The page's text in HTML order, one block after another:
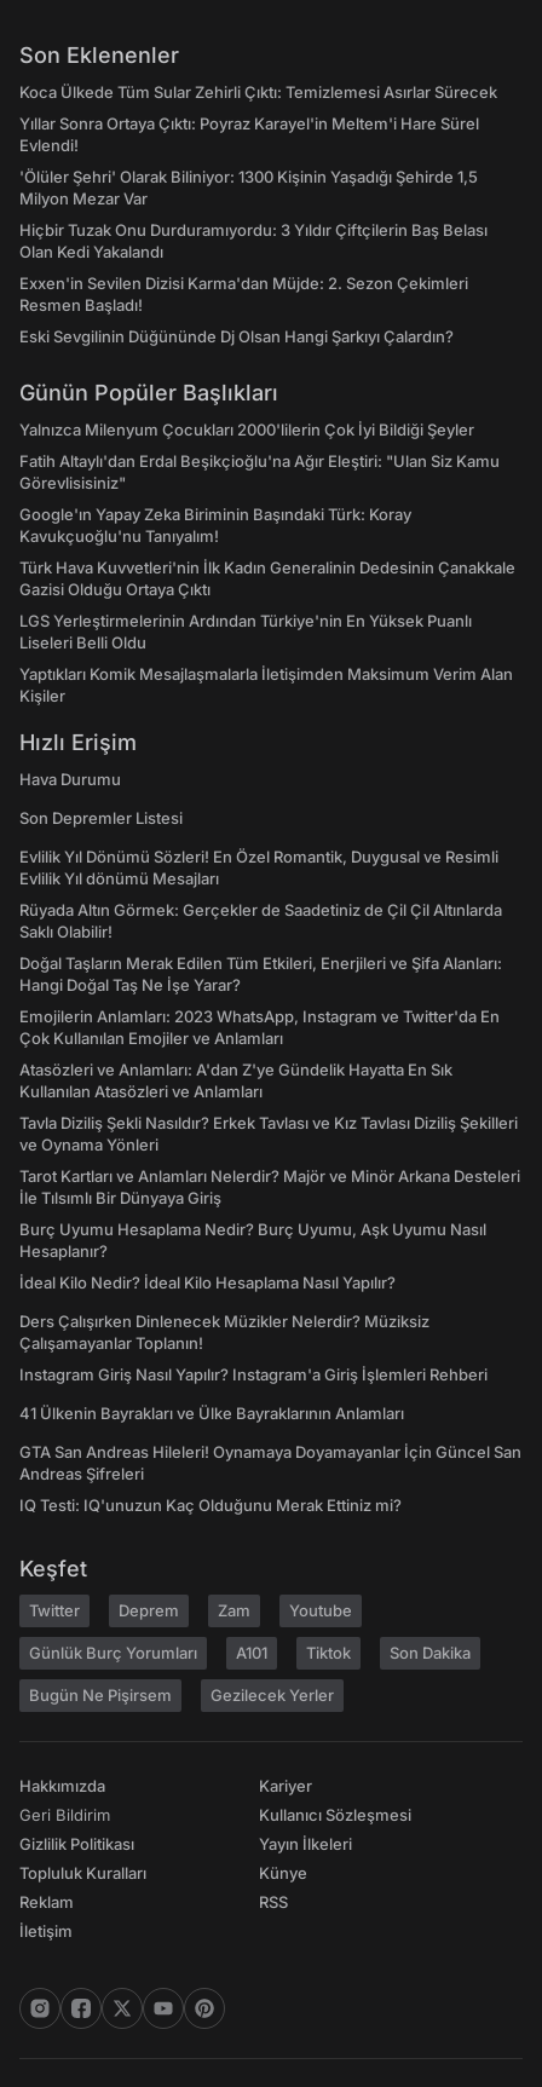
Son Eklenenler
Koca Ülkede Tüm Sular Zehirli Çıktı: Temizlemesi Asırlar Sürecek
Yıllar Sonra Ortaya Çıktı: Poyraz Karayel'in Meltem'i Hare Sürel
Evlendi!
'Ölüler Şehri' Olarak Biliniyor: 1300 Kişinin Yaşadığı Şehirde 1,5
Milyon Mezar Var
Hiçbir Tuzak Onu Durduramıyordu: 3 Yıldır Çiftçilerin Baş Belası
Olan Kedi Yakalandı
Exxen'in Sevilen Dizisi Karma'dan Müjde: 2. Sezon Çekimleri
Resmen Başladı!
Eski Sevgilinin Düğününde Dj Olsan Hangi Şarkıyı Çalardın?
Günün Popüler Başlıkları
Yalnızca Milenyum Çocukları 2000'lilerin Çok İyi Bildiği Şeyler
Fatih Altaylı'dan Erdal Beşikçioğlu'na Ağır Eleştiri: "Ulan Siz Kamu
Görevlisisiniz"
Google'ın Yapay Zeka Biriminin Başındaki Türk: Koray
Kavukçuoğlu'nu Tanıyalım!
Türk Hava Kuvvetleri'nin İlk Kadın Generalinin Dedesinin Çanakkale
Gazisi Olduğu Ortaya Çıktı
LGS Yerleştirmelerinin Ardından Türkiye'nin En Yüksek Puanlı
Liseleri Belli Oldu
Yaptıkları Komik Mesajlaşmalarla İletişimden Maksimum Verim Alan
Kişiler
Hızlı Erişim
Hava Durumu
Son Depremler Listesi
Evlilik Yıl Dönümü Sözleri! En Özel Romantik, Duygusal ve Resimli
Evlilik Yıl dönümü Mesajları
Rüyada Altın Görmek: Gerçekler de Saadetiniz de Çil Çil Altınlarda
Saklı Olabilir!
Doğal Taşların Merak Edilen Tüm Etkileri, Enerjileri ve Şifa Alanları:
Hangi Doğal Taş Ne İşe Yarar?
Emojilerin Anlamları: 2023 WhatsApp, Instagram ve Twitter'da En
Çok Kullanılan Emojiler ve Anlamları
Atasözleri ve Anlamları: A'dan Z'ye Gündelik Hayatta En Sık
Kullanılan Atasözleri ve Anlamları
Tavla Diziliş Şekli Nasıldır? Erkek Tavlası ve Kız Tavlası Diziliş Şekilleri
ve Oynama Yönleri
Tarot Kartları ve Anlamları Nelerdir? Majör ve Minör Arkana Desteleri
İle Tılsımlı Bir Dünyaya Giriş
Burç Uyumu Hesaplama Nedir? Burç Uyumu, Aşk Uyumu Nasıl
Hesaplanır?
İdeal Kilo Nedir? İdeal Kilo Hesaplama Nasıl Yapılır?
Ders Çalışırken Dinlenecek Müzikler Nelerdir? Müziksiz
Çalışamayanlar Toplanın!
Instagram Giriş Nasıl Yapılır? Instagram'a Giriş İşlemleri Rehberi
41 Ülkenin Bayrakları ve Ülke Bayraklarının Anlamları
GTA San Andreas Hileleri! Oynamaya Doyamayanlar İçin Güncel San
Andreas Şifreleri
IQ Testi: IQ'unuzun Kaç Olduğunu Merak Ettiniz mi?
Keşfet
Twitter Deprem Zam Youtube
Günlük Burç Yorumları A101 Tiktok Son Dakika
Bugün Ne Pişirsem Gezilecek Yerler
Hakkımızda
Geri Bildirim
Gizlilik Politikası
Topluluk Kuralları
Reklam
İletişim
Kariyer
Kullanıcı Sözleşmesi
Yayın İlkeleri
Künye
RSS